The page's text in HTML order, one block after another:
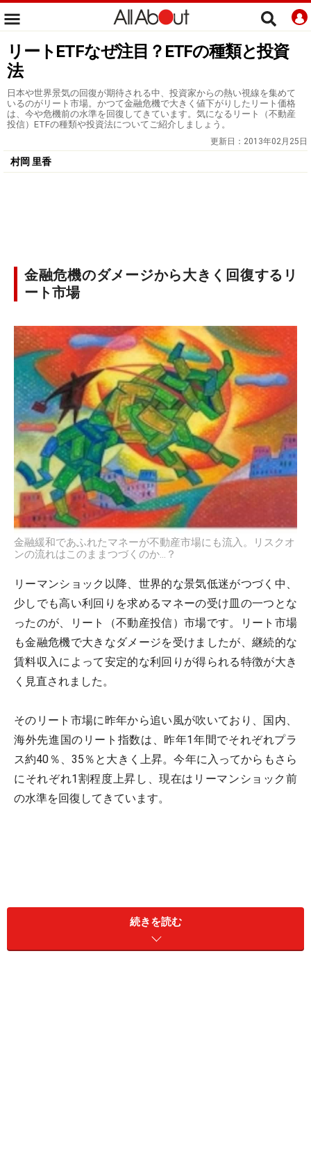
リートETFなぜ注目？ETFの種類と投資
法
日本や世界景気の回復が期待される中、投資家からの熱い視線を集めて
いるのがリート市場。かつて金融危機で大きく値下がりしたリート価格
は、今や危機前の水準を回復してきています。気になるリート（不動産
投信）ETFの種類や投資法についてご紹介しましょう。
更新日： 2013年02月25日
村岡 里香
金融危機のダメージから大きく回復するリ
ート市場
金融緩和であふれたマネーが不動産市場にも流入。リスクオ
ンの流れはこのままつづくのか…？
リーマンショック以降、世界的な景気低迷がつづく中、
少しでも高い利回りを求めるマネーの受け皿の一つとな
ったのが、リート（不動産投信）市場です。リート市場
も金融危機で大きなダメージを受けましたが、継続的な
賃料収入によって安定的な利回りが得られる特徴が大き
く見直されました。
そのリート市場に昨年から追い風が吹いており、国内、
海外先進国のリート指数は、昨年1年間でそれぞれプラ
ス約40％、35％と大きく上昇。今年に入ってからもさら
にそれぞれ1割程度上昇し、現在はリーマンショック前
の水準を回復してきています。
続きを読む